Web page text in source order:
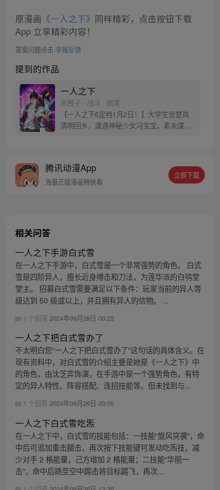
原漫画 《一人之下》 同样精彩，点击按钮下载
App 立享精彩内容！
答案问题点击 举报反馈
提到的作品
一人之下
米橙子 · 战斗 · 搞笑
【一人之下6定档1月2日！】大学生张楚岚
清明回乡，遭遇神秘少女冯宝宝。素未谋面
密，张楚岚的生活被彻底颠覆，与冯宝宝一
同踏上“异人”之旅。
腾讯动漫App
海量正版漫画畅快看
立即下载
相关问答
一人之下手游白式雪
在一人之下手游中，白式雪是一个非常强势的角色。 白式
雪是四阶异人，擅长近身搏击和刀法，为莲华派的白鸮堂
堂主。 招募白式雪需要满足以下条件：玩家当前的异人等
级达到 50 级或以上，并且拥有异人的信物。 ...
1 个回答 2024年09月28日 00:23
一人之下把白式雪办了
不太明白您“一人之下把白式雪办了”这句话的具体含义。在
现有资料中，对白式雪的介绍主要是她是《一人之下》中
的角色，由沈芝弈饰演，在手游中是一个强势角色，有特
定的异人特性、阵容搭配、连招技能等。但未找到与...
1 个回答 2024年09月26日 20:05
一人之下白式雪吃炁
在一人之下中，白式雪的技能包括：一技能“旋风突袭”，命
中后可追加重击腿击，再次按下技能键可发动吃炁技，减
少对手 2 格能量，己方增加 2 格能量；二技能“华丽一
击”，命中后跳至空中踢击将目标踢飞，再次...